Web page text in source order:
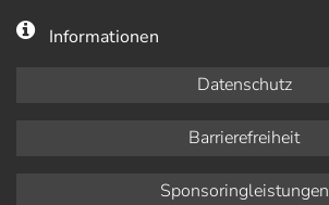
Informationen
Datenschutz
Barrierefreiheit
Sponsoringleistungen